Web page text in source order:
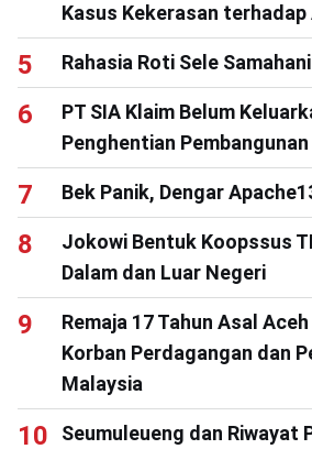
Kasus Kekerasan terhadap
Rahasia Roti Sele Samahani
PT SIA Klaim Belum
Penghentian Pembangunan
Bek Panik, Dengar
Jokowi Bentuk Koopssus
Dalam dan Luar Negeri
Remaja 17 Tahun Asal
Korban Perdagangan dan
Malaysia
Seumuleueng dan Riwayat